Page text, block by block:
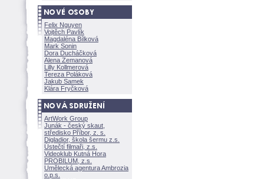
Felix Nguyen
Vojtěch Pavlík
Magdaléna Bílkov
Mark Sonin
Dora Ducháčkov
Alena Zemanov
Lilly Kollmerov
Tereza Polákov
Jakub Samek
Klára Fryčkov
ArtWork Group
Junák - český skaut,
středisko Příbor, z. s.
Digladior, škola šermu z.s.
Ústečtí filmaři, z.s.
Videoklub Kutná Hora
PROBILUM, z.s.
Umělecká agentura Ambrozia
o.p.s.